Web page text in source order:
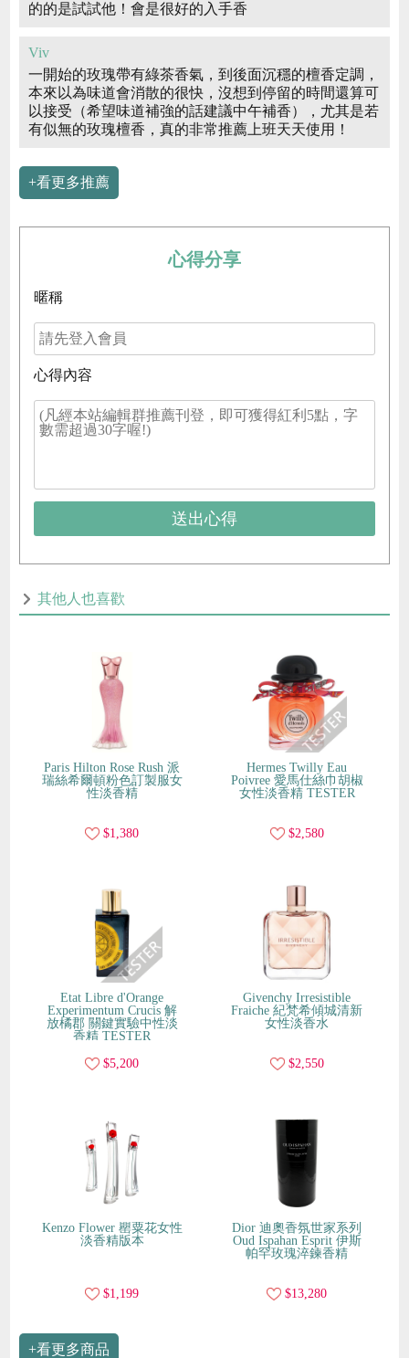
的的是試試他！會是很好的入手香
Viv
一開始的玫瑰帶有綠茶香氣，到後面沉穩的檀香定調，
本來以為味道會消散的很快，沒想到停留的時間還算可
以接受（希望味道補強的話建議中午補香），尤其是若
有似無的玫瑰檀香，真的非常推薦上班天天使用！
+看更多推薦
心得分享
暱稱
心得內容
送出心得
其他人也喜歡
Paris Hilton Rose Rush 派
瑞絲希爾頓粉色訂製服女
性淡香精
$1,380
Hermes Twilly Eau
Poivree 愛馬仕絲巾胡椒
女性淡香精 TESTER
$2,580
Etat Libre d'Orange
Experimentum Crucis 解
放橘郡 關鍵實驗中性淡
香精 TESTER
$5,200
Givenchy Irresistible
Fraiche 紀梵希傾城清新
女性淡香水
$2,550
Kenzo Flower 罌粟花女性
淡香精版本
$1,199
Dior 迪奧香氛世家系列
Oud Ispahan Esprit 伊斯
帕罕玫瑰淬鍊香精
$13,280
+看更多商品